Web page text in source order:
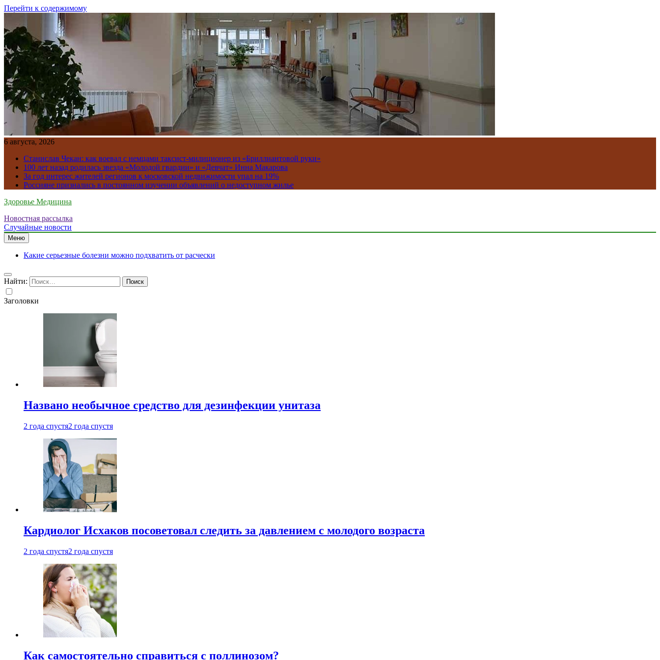
Перейти к содержимому
6 августа, 2026
Станислав Чекан: как воевал с немцами таксист-милиционер из «Бриллиантовой руки»
100 лет назад родилась звезда «Молодой гвардии» и «Девчат» Инна Макарова
За год интерес жителей регионов к московской недвижимости упал на 19%
Россияне признались в постоянном изучении объявлений о недоступном жилье
Здоровье Медицина
Новостная рассылка
Случайные новости
Меню
Какие серьезные болезни можно подхватить от расчески
Найти:
Заголовки
Названо необычное средство для дезинфекции унитаза
2 года спустя2 года спустя
Кардиолог Исхаков посоветовал следить за давлением с молодого возраста
2 года спустя2 года спустя
Как самостоятельно справиться с поллинозом?